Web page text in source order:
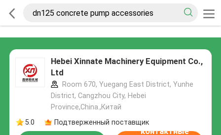
Hebei Xinnate Machinery Equipment Co.,
Ltd
Room 670, Yuegang East District, Yunhe
District, Cangzhou City, Hebei
Province,China.,Китай
5.0
Подтверженный поставщик
контактные